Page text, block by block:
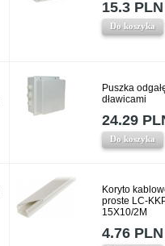
15.3 PLN
Do koszyka
Puszka
dławicami
24.29
Do koszyka
Koryto
proste LC-
15X10/2M
4.76 PLN